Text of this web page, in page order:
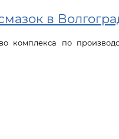
в
комплекса по